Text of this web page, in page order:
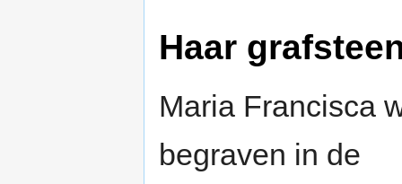
Haar
Maria Francisca
begraven in de